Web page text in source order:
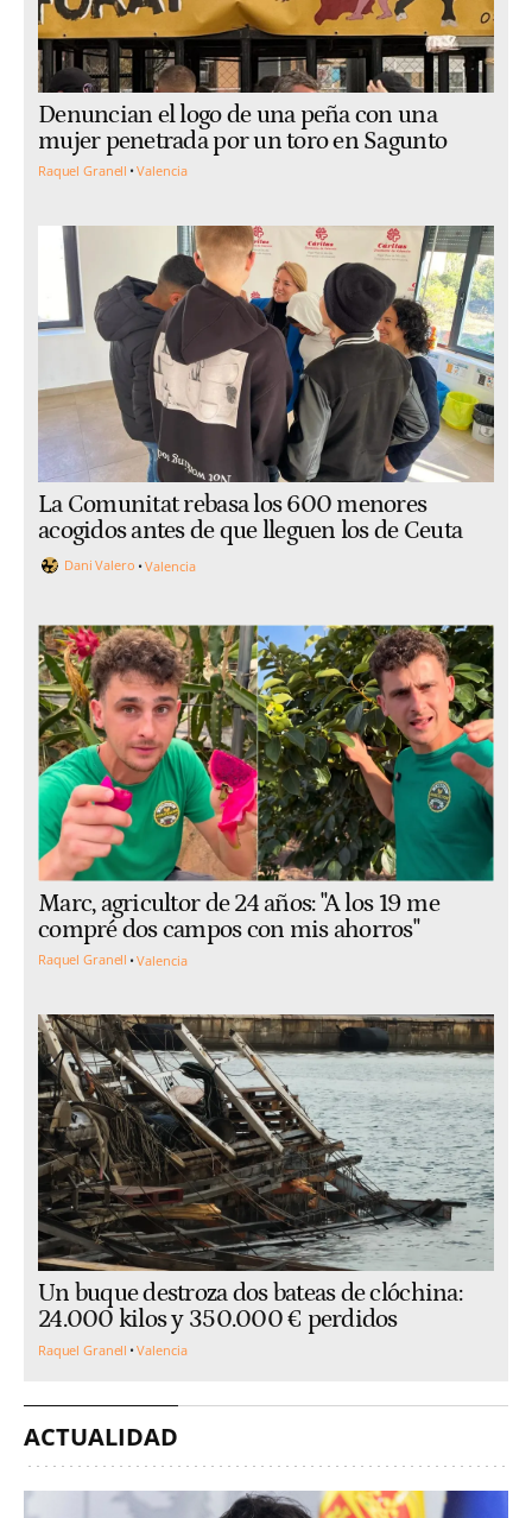
Denuncian el logo de una peña con una
mujer penetrada por un toro en Sagunto
Raquel Granell Valencia
La Comunitat rebasa los 600 menores
acogidos antes de que lleguen los de Ceuta
Dani Valero Valencia
Marc, agricultor de 24 años: "A los 19 me
compré dos campos con mis ahorros"
Raquel Granell Valencia
Un buque destroza dos bateas de clóchina:
24.000 kilos y 350.000 € perdidos
Raquel Granell Valencia
ACTUALIDAD